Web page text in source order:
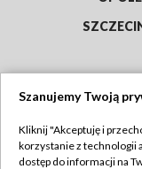
Szanujemy Twoją
Kliknij "Akceptuję i
korzystanie z technologii
dostęp do informacji na